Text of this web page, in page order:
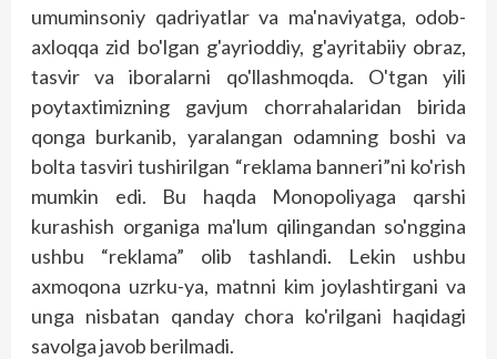
umuminsoniy qadriyatlar va ma'naviyatga, odob-
axloqqa zid bo'lgan g'ayrioddiy, g'ayritabiiy obraz,
tasvir va iboralarni qo'llashmoqda. O'tgan yili
poytaxtimizning gavjum chorrahalaridan birida
qonga burkanib, yaralangan odamning boshi va
bolta tas­viri tushirilgan “reklama banneri”ni ko'rish
mumkin edi. Bu haqda Monopoliyaga qarshi
kurashish organiga ma'lum qilingandan so'nggina
ushbu “rek­lama” olib tashlandi. Lekin ushbu
axmoqona uzrku-ya, matnni kim joylashtirgani va
unga nisbatan qanday chora ko'rilgani haqidagi
savolga javob berilmadi.